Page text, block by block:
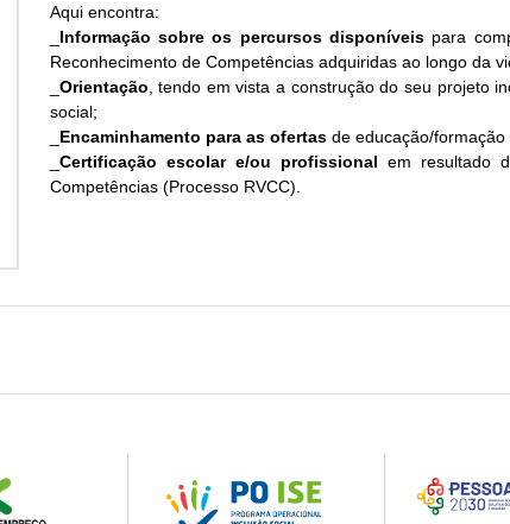
Aqui encontra:
Informação sobre os percursos disponíveis para
Reconhecimento de Competências adquiridas ao longo da
Orientação , tendo em vista a construção do seu projeto
social;
Encaminhamento para as ofertasde educação/formação
Certificação escolar e/ou profissional em resultado
Competências (Processo RVCC).